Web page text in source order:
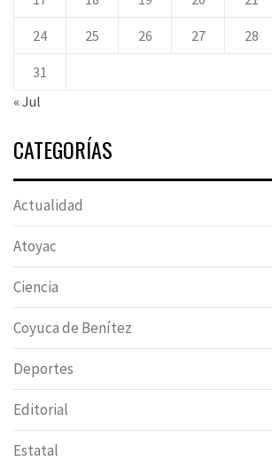
24 25 26 27 28
31
« Jul
CATEGORÍAS
Actualidad
Atoyac
Ciencia
Coyuca de Benítez
Deportes
Editorial
Estatal